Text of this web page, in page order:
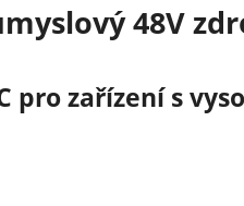
48V
pro zařízení s